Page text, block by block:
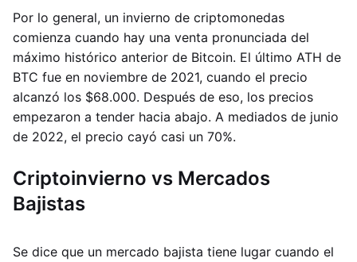
Por lo general, un invierno de criptomonedas
comienza cuando hay una venta pronunciada del
máximo histórico anterior de Bitcoin. El último ATH de
BTC fue en noviembre de 2021, cuando el precio
alcanzó los $68.000. Después de eso, los precios
empezaron a tender hacia abajo. A mediados de junio
de 2022, el precio cayó casi un 70%.
Criptoinvierno vs Mercados
Bajistas
Se dice que un mercado bajista tiene lugar cuando el